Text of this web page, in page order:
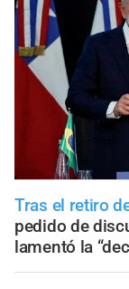
Tras el retiro
pedido de
lamentó la